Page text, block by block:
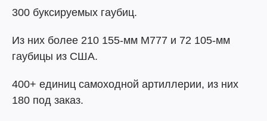
300 буксируемых гаубиц.
Из них более 210 155-мм M777 и 72 105-мм
гаубицы из США.
400+ единиц самоходной артиллерии, из них
180 под заказ.